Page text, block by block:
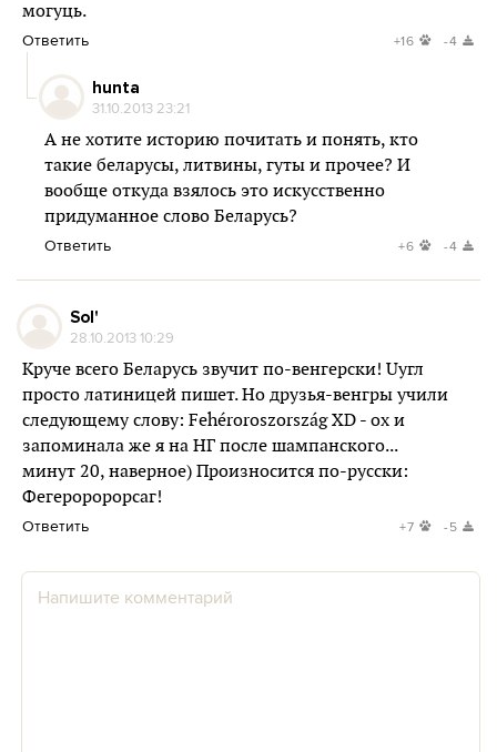
могуць.
Ответить +16 -4
hunta
31.10.2013 23:21
А не хотите историю почитать и понять, кто
такие беларусы, литвины, гуты и прочее? И
вообще откуда взялось это искусственно
придуманное слово Беларусь?
Ответить +6 -4
Sol'
28.10.2013 10:29
Круче всего Беларусь звучит по-венгерски! Uугл
просто латиницей пишет. Но друзья-венгры учили
следующему слову: Fehéroroszország XD - ох и
запоминала же я на НГ после шампанского...
минут 20, наверное) Произносится по-русски:
Фегероророрсаг!
Ответить +7 -5